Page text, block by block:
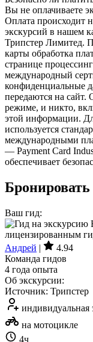
Вы не оплачиваете
Оплата происходит
экскурсий в нашем
Трипстер Лимитед.
карты обработка
странице
международный
конфиденциальные
передаются на сайт.
режиме, и никто,
этой информации.
используется
международными
— Payment Card
обеспечивает
Бронировать
Ваш гид:
Андрей |
4.94
Команда гидов
4 года опыта
Об экскурсии:
Источник: Трипстер
индивидуальная
на мотоцикле
4ч